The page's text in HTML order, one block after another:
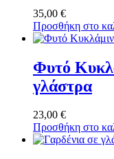
35,00 €
Προσθήκη στο
Φυτό
γλάστρα
23,00 €
Προσθήκη στο